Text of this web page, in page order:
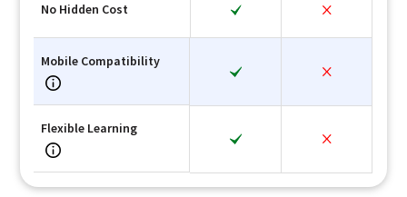
No Hidden Cost
Mobile Compatibility
Flexible Learning